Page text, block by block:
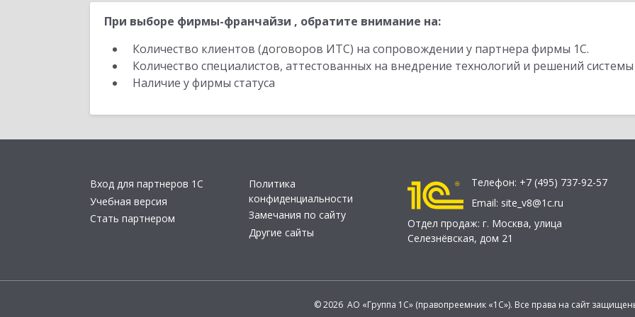
При выборе фирмы-франчайзи , обратите внимание на:
Количество клиентов (договоров ИТС) на сопровождении у партнера фирмы 1С.
Количество специалистов, аттестованных на внедрение технологий и решений
Наличие у фирмы статуса
Вход для партнеров 1С
Учебная версия
Стать партнером
Политика
конфиденциальности
Замечания по сайту
Другие сайты
Телефон: +7 (495) 737-92-57
Email: site_v8@1c.ru
Отдел продаж: г. Москва, улица
Селезнёвская, дом 21
© 2026 АО «Группа 1С» (правопреемник «1С»). Все права на сайт